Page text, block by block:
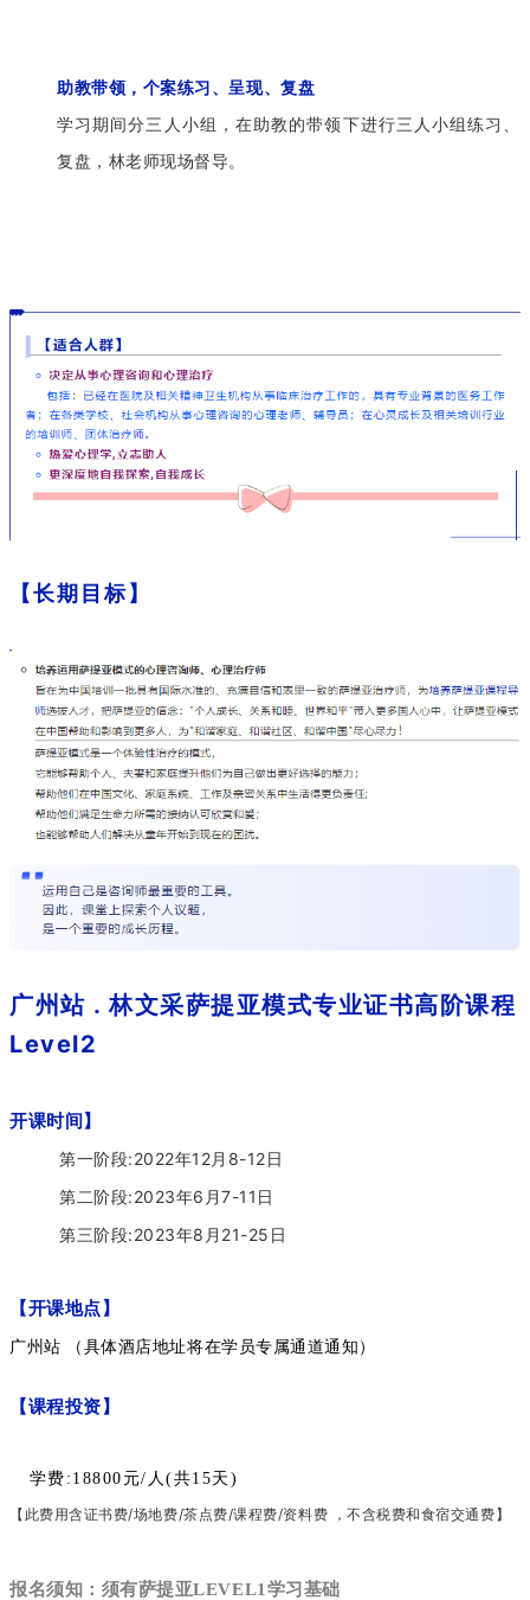
助教带领，个案练习、呈现、复盘
学习期间分三人小组，在助教的带领下进行三人小组练习、
复盘，林老师现场督导。
【长期目标】
广州站 . 林文采萨提亚模式专业证书高阶课程
Level2
开课时间】
第一阶段:2022年12月8-12日
第二阶段:2023年6月7-11日
第三阶段:2023年8月21-25日
【开课地点】
广州站 （具体酒店地址将在学员专属通道通知）
【课程投资】
学费:18800元/人(共15天)
【此费用含证书费/场地费/茶点费/课程费/资料费 ，不含税费和食宿交通费】
报名须知：须有萨提亚LEVEL1学习基础